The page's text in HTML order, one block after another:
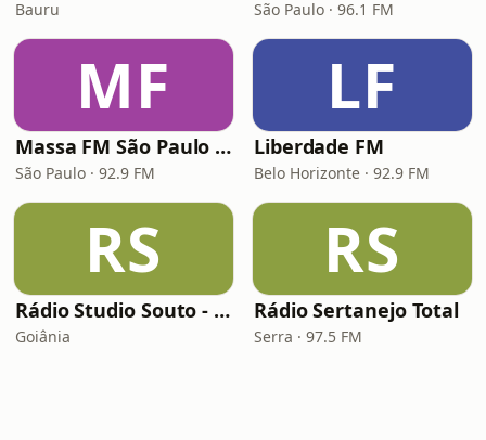
Bauru São Paulo · 96.1 FM
MF
Massa FM São Paulo 92.9
São Paulo · 92.9 FM
LF
Liberdade FM
Belo Horizonte · 92.9 FM
RS
Rádio Studio Souto - Sertaneja
Goiânia
RS
Rádio Sertanejo Total
Serra · 97.5 FM